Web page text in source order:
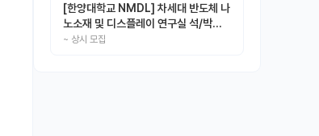
[한양대학교 NMDL] 차세대 반도체 나
노소재 및 디스플레이 연구실 석/박사/
인턴 모집
~ 상시 모집